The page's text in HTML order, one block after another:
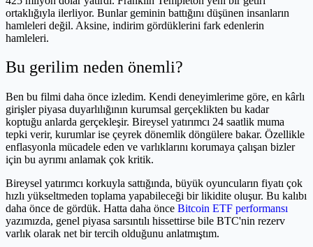
ortaklığıyla ilerliyor. Bunlar geminin battığını düşünen insanların
hamleleri değil. Aksine, indirim gördüklerini fark edenlerin
hamleleri.
Bu gerilim neden önemli?
Ben bu filmi daha önce izledim. Kendi deneyimlerime göre, en kârlı
girişler piyasa duyarlılığının kurumsal gerçeklikten bu kadar
koptuğu anlarda gerçekleşir. Bireysel yatırımcı 24 saatlik muma
tepki verir, kurumlar ise çeyrek dönemlik döngülere bakar. Özellikle
enflasyonla mücadele eden ve varlıklarını korumaya çalışan bizler
için bu ayrımı anlamak çok kritik.
Bireysel yatırımcı korkuyla sattığında, büyük oyuncuların fiyatı çok
hızlı yükseltmeden toplama yapabileceği bir likidite oluşur. Bu kalıbı
daha önce de gördük. Hatta daha önce Bitcoin ETF performansı
yazımızda, genel piyasa sarsıntılı hissettirse bile BTC'nin rezerv
varlık olarak net bir tercih olduğunu anlatmıştım.